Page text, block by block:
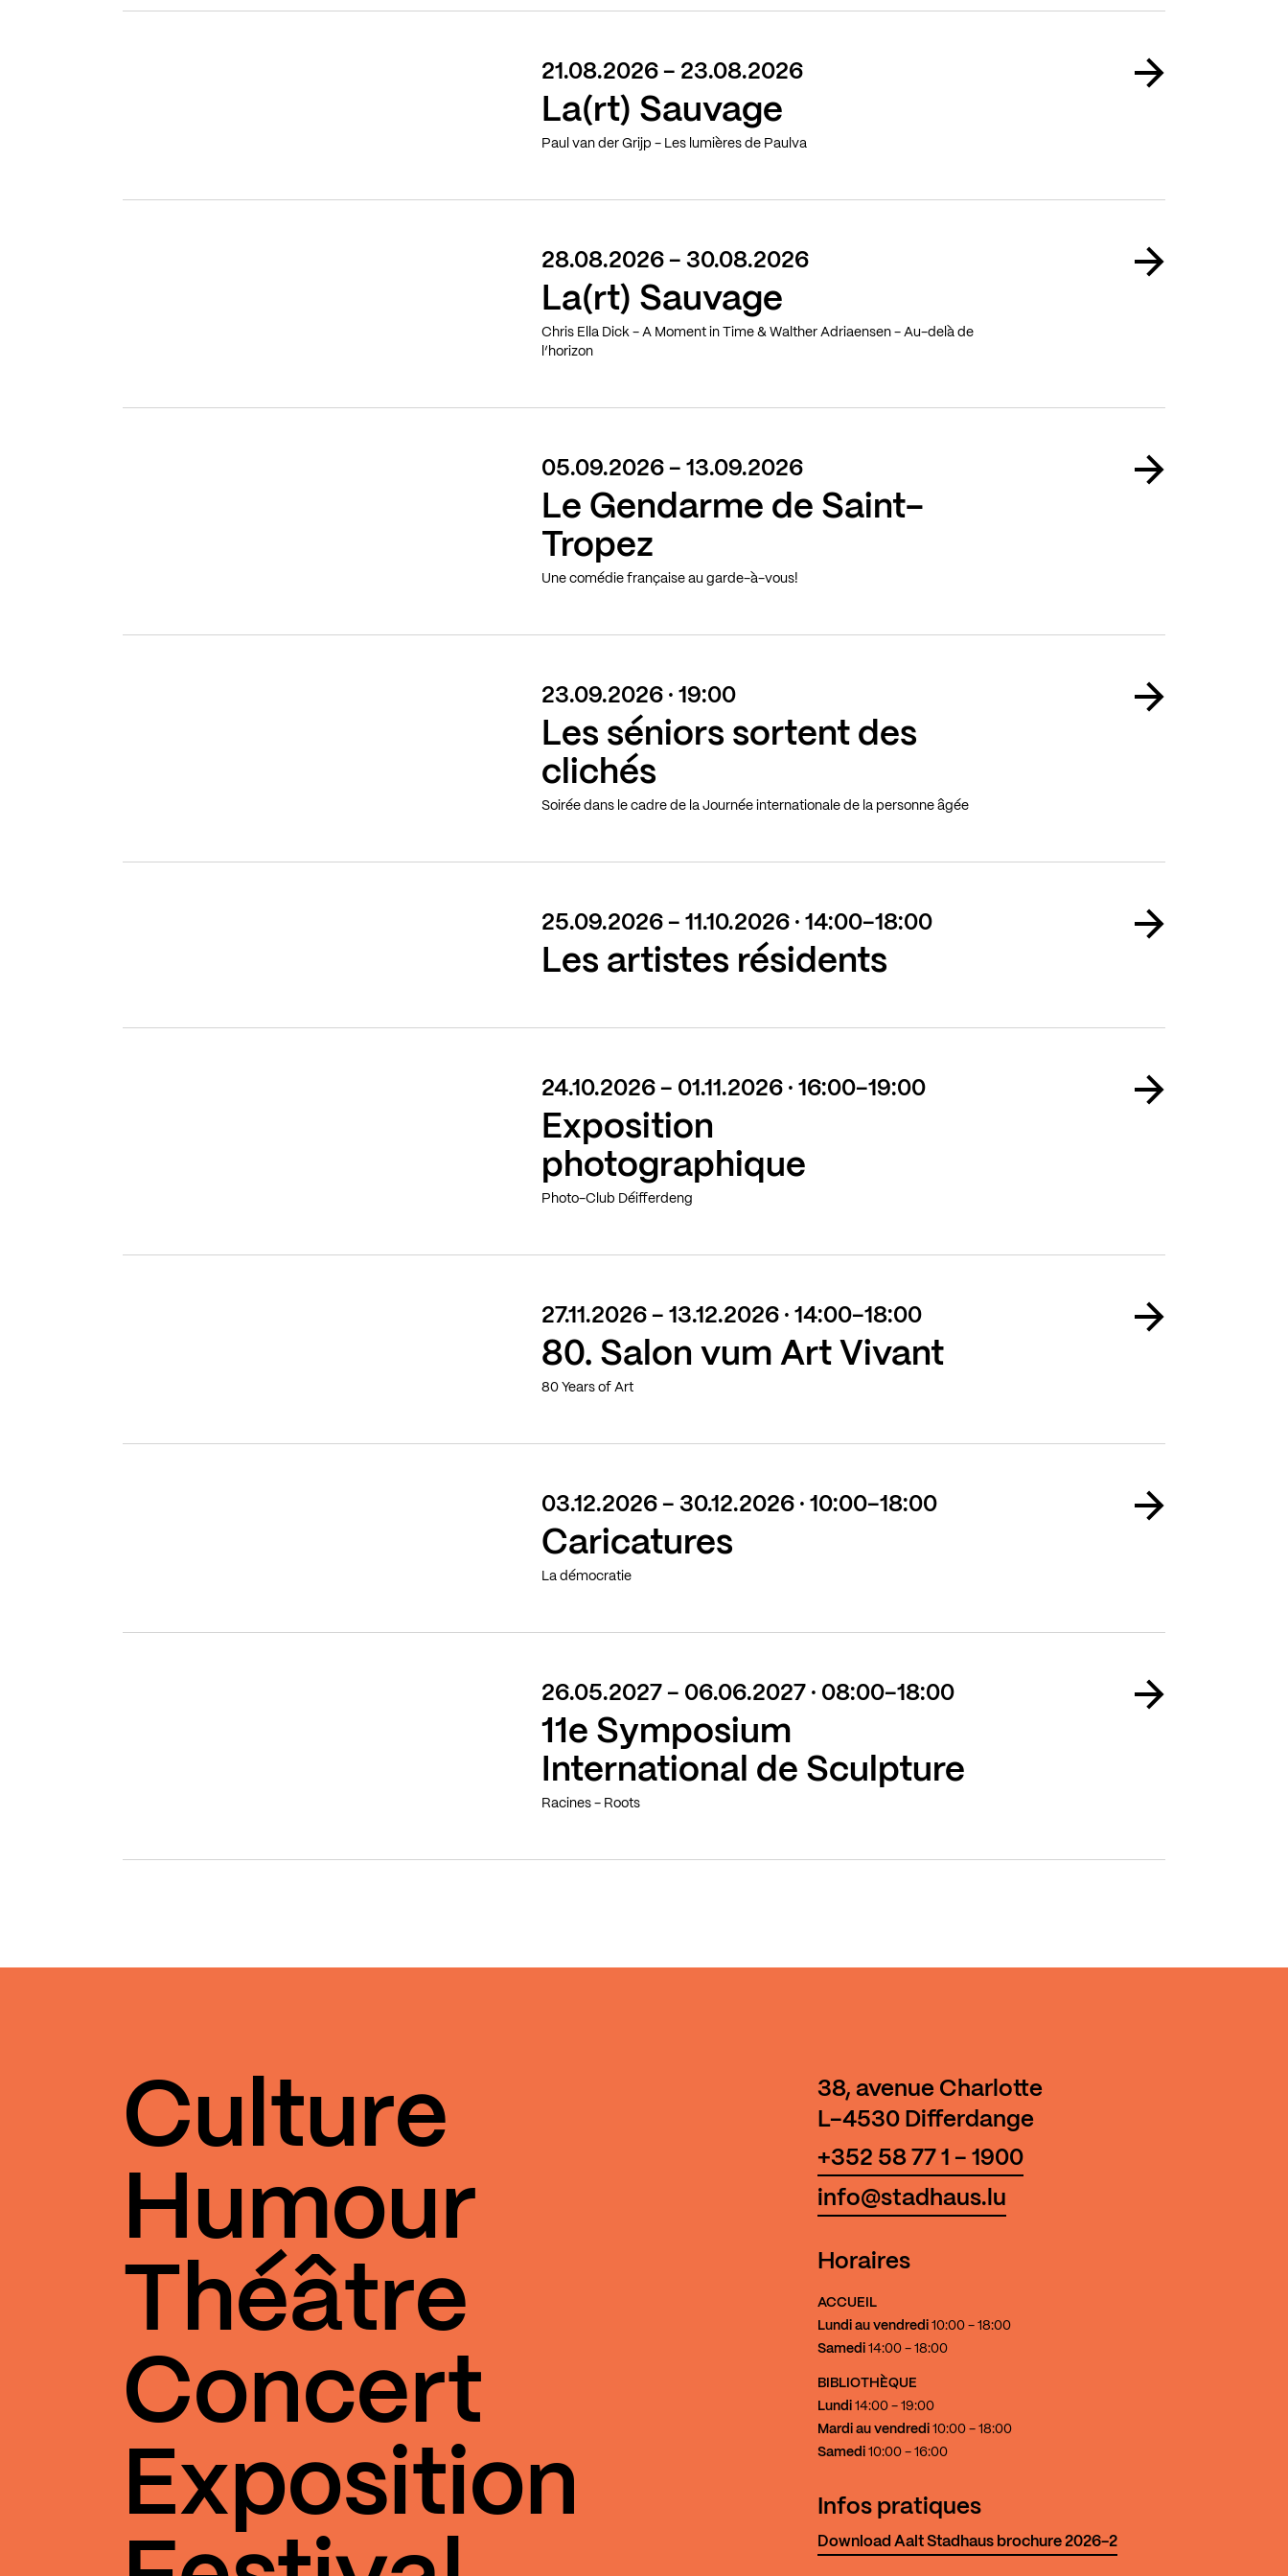
21.08.2026 - 23.08.2026
La(rt) Sauvage
Paul van der Grijp - Les lumières de Paulva
28.08.2026 - 30.08.2026
La(rt) Sauvage
Chris Ella Dick - A Moment in Time & Walther Adriaensen - Au-delà de
l’horizon
05.09.2026 - 13.09.2026
Le Gendarme de Saint-
Tropez
Une comédie française au garde-à-vous!
23.09.2026 · 19:00
Les séniors sortent des
clichés
Soirée dans le cadre de la Journée internationale de la personne âgée
25.09.2026 - 11.10.2026 · 14:00-18:00
Les artistes résidents
24.10.2026 - 01.11.2026 · 16:00-19:00
Exposition
photographique
Photo-Club Déifferdeng
27.11.2026 - 13.12.2026 · 14:00-18:00
80. Salon vum Art Vivant
80 Years of Art
03.12.2026 - 30.12.2026 · 10:00-18:00
Caricatures
La démocratie
26.05.2027 - 06.06.2027 · 08:00-18:00
11e Symposium
International de Sculpture
Racines - Roots
38, avenue Charlotte
L-4530 Differdange
+352 58 77 1 - 1900
info@stadhaus.lu
Horaires
ACCUEIL
Lundi au vendredi 10:00 - 18:00
Samedi 14:00 - 18:00
BIBLIOTHÈQUE
Lundi 14:00 - 19:00
Mardi au vendredi 10:00 - 18:00
Samedi 10:00 - 16:00
Infos pratiques
Download Aalt Stadhaus brochure 2026-2
Culture
Humour
Théâtre
Concert
Exposition